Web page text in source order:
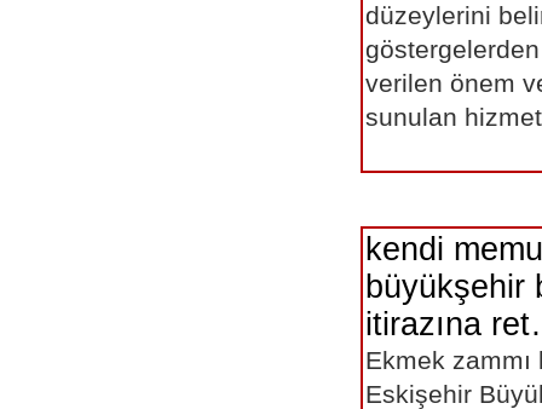
düzeylerini
verilen önem
sunulan
kendi
büyükşehir
itirazına
Ekmek
Eskişehir